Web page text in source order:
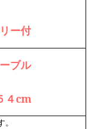
ー付
ブル
４cm